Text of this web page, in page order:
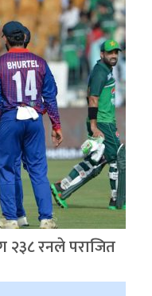
२३८ रनले पराजित